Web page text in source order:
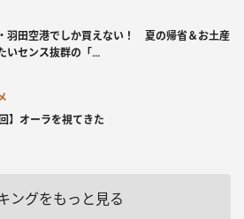
羽田空港でしか買えない！ 夏の帰省＆お土産
いセンス抜群の「...
回】オーラを視てきた
ングをもっと見る